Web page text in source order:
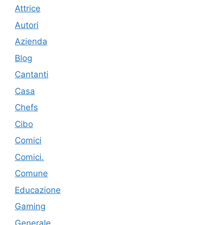
Attrice
Autori
Azienda
Blog
Cantanti
Casa
Chefs
Cibo
Comici
Comici.
Comune
Educazione
Gaming
Generale